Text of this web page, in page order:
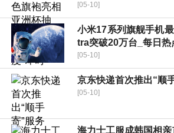
[05-10]
小米17系列旗舰手机
tra突破20万台_每日热
[05-10]
京东快递首次推出“顺
[05-10]
海力士工服成韩国相